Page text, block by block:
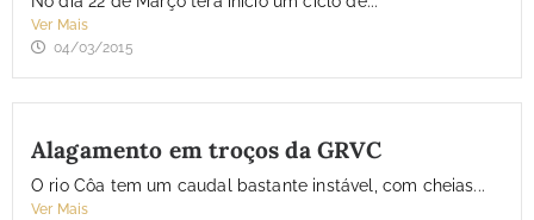
Ver Mais
04/03/2015
Alagamento em troços da GRVC
O rio Côa tem um caudal bastante instável, com cheias...
Ver Mais